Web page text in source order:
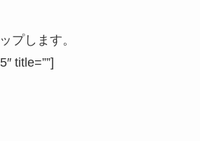
プします。
title=””]